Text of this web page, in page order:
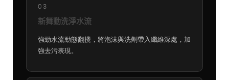
03
新舞動洗淨水流
強勁水流動態翻攪，將泡沫與洗劑帶入纖維深處，加
強去污表現。